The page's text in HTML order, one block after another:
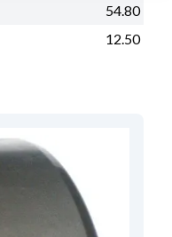
54.80
12.50